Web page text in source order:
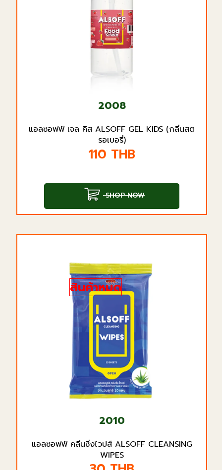
2008
แอลซอฟฟ์ เจล คิส ALSOFF GEL KIDS (กลิ่นสต
รอเบอรี่)
110 THB
SHOP NOW
สินค้าหมด
2010
แอลซอฟฟ์ คลีนซิ่งไวปส์ ALSOFF CLEANSING
WIPES